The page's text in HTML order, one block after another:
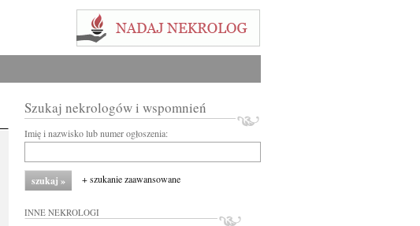
Szukaj nekrologów i wspomnień
Imię i nazwisko lub numer ogłoszenia:
+ szukanie zaawansowane
INNE NEKROLOGI